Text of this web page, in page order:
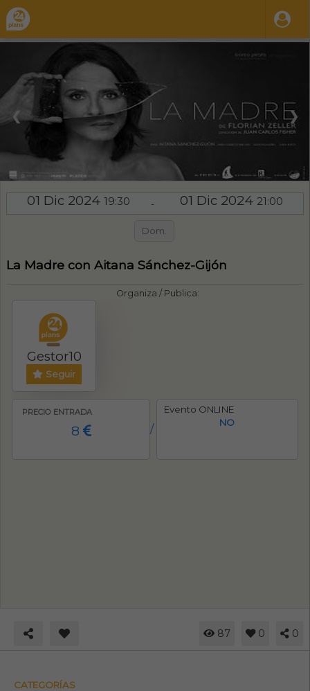
❮ ❯
01 Dic 202419:30 - 01 Dic 2024 21:00
Dom.
La Madre con Aitana Sánchez-Gijón
Organiza / Publica:
Gestor10
Seguir
PRECIO ENTRADA
8 /
Evento ONLINE
NO
87 0 0
CATEGORÍAS